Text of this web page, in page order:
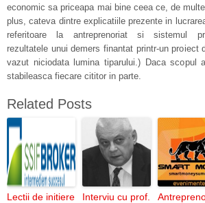
economic sa priceapa mai bine ceea ce, de
plus, cateva dintre explicatiile prezente in
referitoare la antreprenoriat si sistemul
rezultatele unui demers finantat printr-un proiect
vazut niciodata lumina tiparului.) Daca scopul
stabileasca fiecare cititor in parte.
Related Posts
Lectii de initiere
Interviu cu prof.